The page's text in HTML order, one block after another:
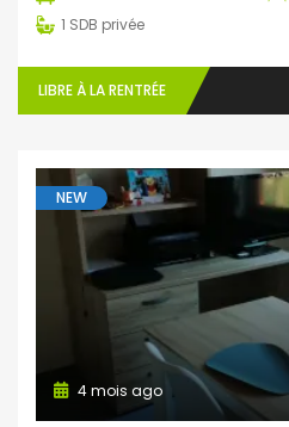
1 SDB privée
LIBRE À LA RENTRÉE
NEW
4 mois ago